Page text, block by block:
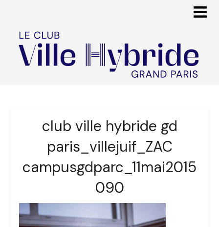
club ville hybride gd
paris_villejuif_ZAC
campusgdparc_11mai2015
090